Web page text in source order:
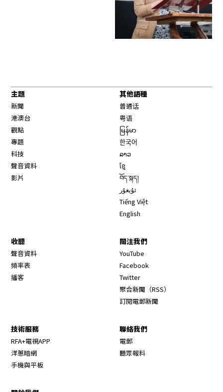
主題
新聞
港澳台
觀點
專題
科技
聲音資料
影片
其他語種
普通话
粤语
မြန်မာ
한국어
ລາວ
ខ្មែ
བོད་སྐད།
ئۇيغۇر
Tiếng Việt
English
收聽
聲音資料
頻率表
播客
關注我們
YouTube
Facebook
Twitter
聚合新聞（RSS）
訂閱電郵新聞
技術服務
RFA+電視APP
洋蔥暗網
手機與平板
聯絡我們
電郵
聽眾報料